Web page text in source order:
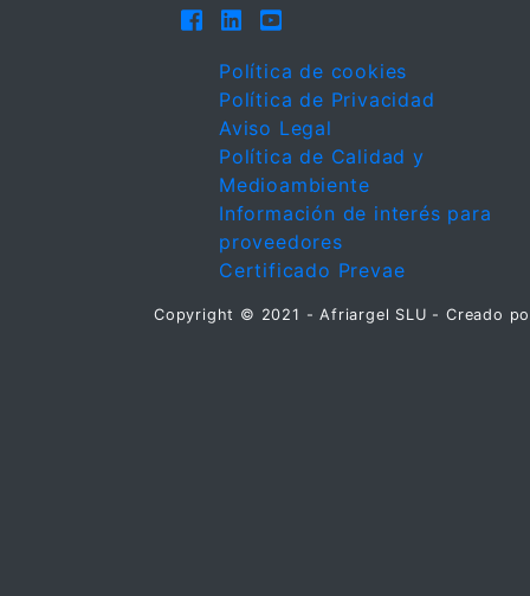
Política de cookies
Política de Privacidad
Aviso Legal
Política de Calidad y
Medioambiente
Información de interés para
proveedores
Certificado Prevae
Copyright © 2021 - Afriargel SLU - Creado